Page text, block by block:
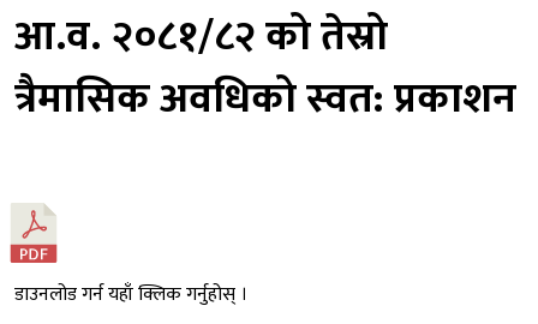
आ.व. २०८१/८२ को तेस्रो
त्रैमासिक अवधिको स्वत: प्रकाशन
डाउनलोड गर्न यहाँ क्लिक गर्नुहोस् ।